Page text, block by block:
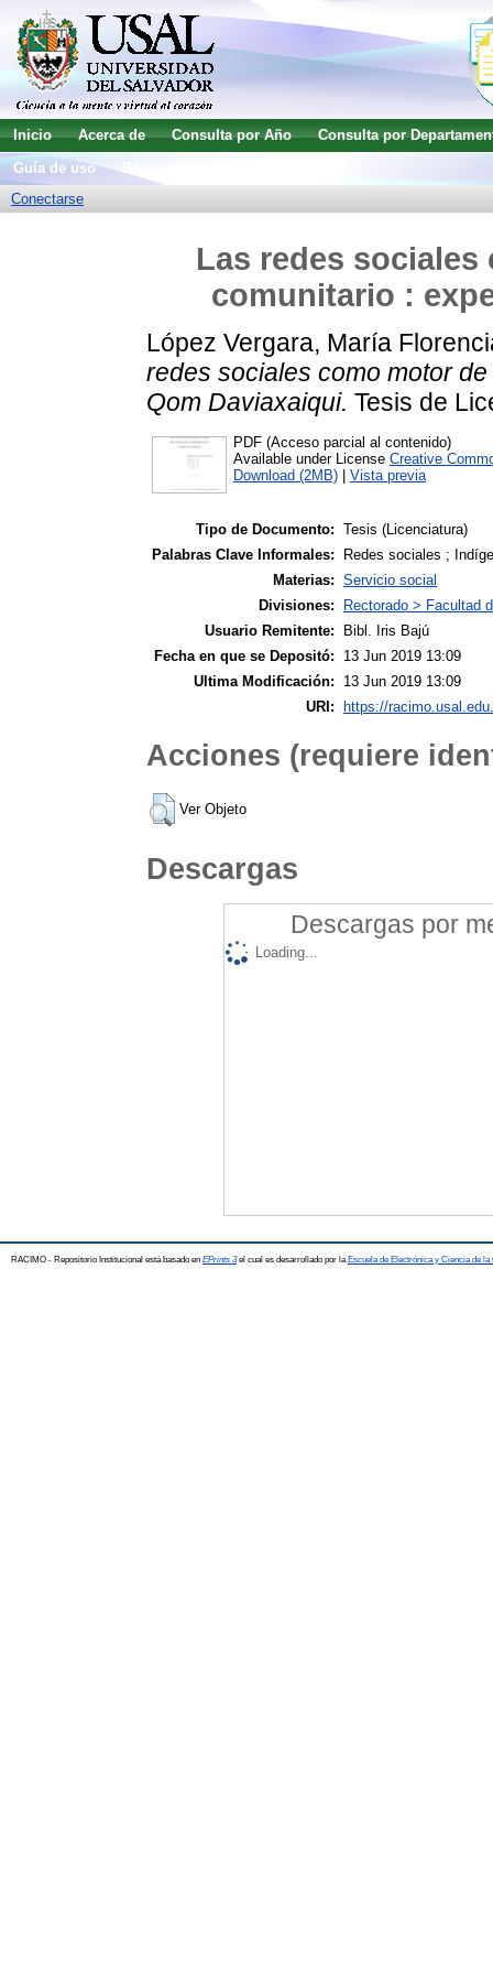
Inicio Acerca de Consulta por Año
Consulta por
Guía de uso
Conectarse
Las redes
comunitario :
López Vergara, María
redes sociales como motor
Qom Daviaxaiqui. Tesis de
PDF (Acceso parcial al contenido)
Available under License Creative
Download (2MB)
Vista previa
Tipo de Documento: Tesis (Licenciatura)
Palabras Clave Informales:
Redes sociales ;
Materias: Servicio social
Divisiones:
Rectorado > Facultad
Usuario Remitente:
Bibl. Iris Bajú
Fecha en que se Depositó:
13 Jun 2019 13:09
Ultima Modificación:
13 Jun 2019 13:09
URI:
https://
Acciones (requiere
Ver Objeto
Descargas
Descargas por
Loading...
RACIMO - Repositorio Institucional está basado en EPrints 3el cual es desarrollado por la Escuela de Electrónica y Ciencia de la